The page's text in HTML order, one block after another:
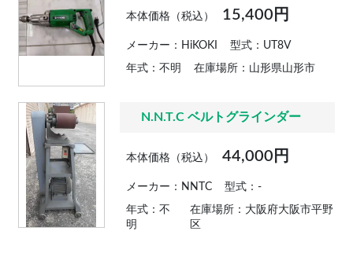
本体価格（税込） 15,400円
メーカー：HiKOKI 型式：UT8V
年式：不明 在庫場所：山形県山形市
N.N.T.C ベルトグラインダー
本体価格（税込） 44,000円
メーカー：NNTC 型式：-
年式：不
明
在庫場所：大阪府大阪市平野
区